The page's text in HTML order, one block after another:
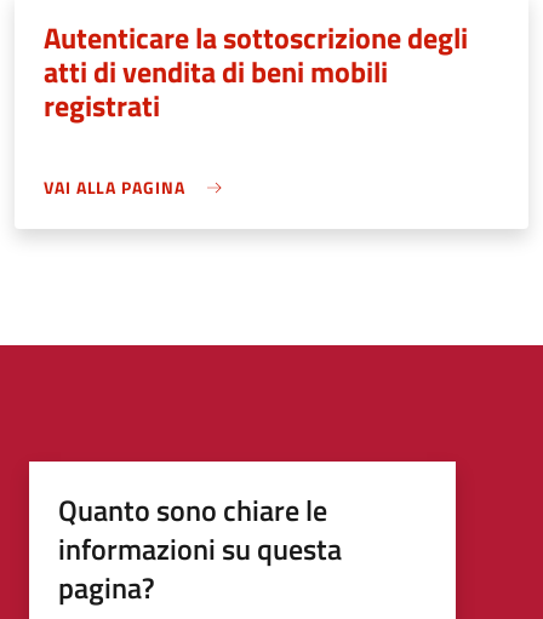
Autenticare la sottoscrizione degli
atti di vendita di beni mobili
registrati
VAI ALLA PAGINA
Quanto sono chiare le
informazioni su questa
pagina?